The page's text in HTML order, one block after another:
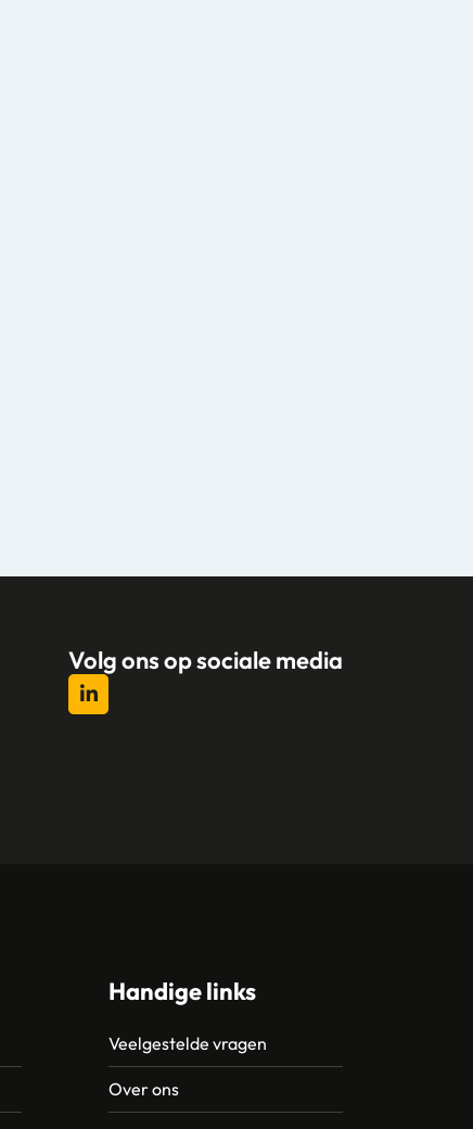
Volg ons op sociale media
Handige links
Veelgestelde vragen
Over ons